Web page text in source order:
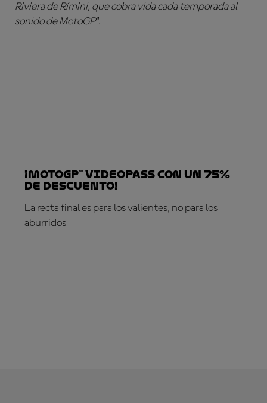
Riviera de Rímini, que cobra vida cada temporada al
sonido de MotoGP".
¡MotoGP™ VideoPass con un 75%
de descuento!
La recta final es para los valientes, no para los
aburridos